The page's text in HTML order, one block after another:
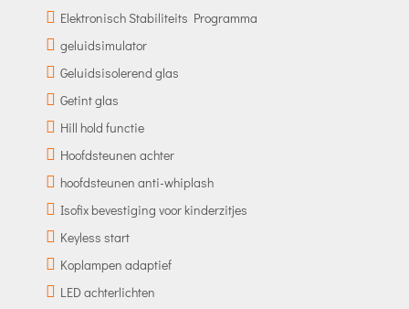
Elektronisch Stabiliteits Programma
geluidsimulator
Geluidsisolerend glas
Getint glas
Hill hold functie
Hoofdsteunen achter
hoofdsteunen anti-whiplash
Isofix bevestiging voor kinderzitjes
Keyless start
Koplampen adaptief
LED achterlichten